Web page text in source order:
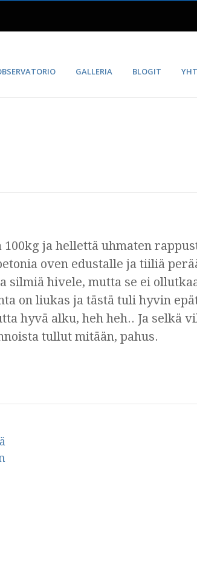
GALLERIA BLOGIT
ja hellettä uhmaten
oven edustalle ja tiiliä
silmiä hivele, mutta se ei
on liukas ja tästä tuli hyvin
hyvä alku, heh heh.. Ja selkä
tullut mitään, pahus.